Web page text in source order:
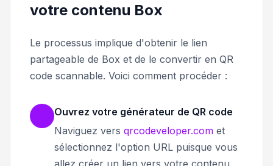
votre contenu Box
Le processus implique d'obtenir le lien
partageable de Box et de le convertir en QR
code scannable. Voici comment procéder :
Ouvrez votre générateur de QR code
Naviguez vers qrcodeveloper.com et
sélectionnez l'option URL puisque vous
allez créer un lien vers votre contenu